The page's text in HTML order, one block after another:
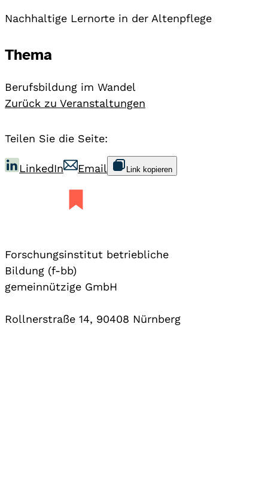
Nachhaltige Lernorte in der Altenpflege
Thema
Berufsbildung im Wandel
Zurück zu Veranstaltungen
Teilen Sie die Seite:
LinkedIn Email Link kopieren
Forschungsinstitut betriebliche
Bildung (f-bb)
gemeinnützige GmbH
Rollnerstraße 14, 90408 Nürnberg